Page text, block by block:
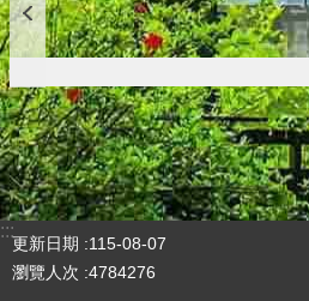
:::
更新日期
115-08-07
瀏覽人次 4784276